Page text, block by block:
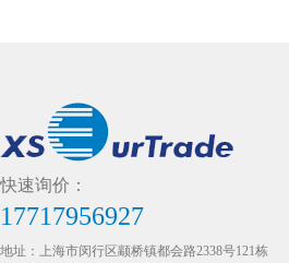
快速询价：
17717956927
地址：上海市闵行区颛桥镇都会路2338号121栋